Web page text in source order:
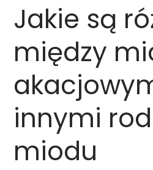
Jakie są
między
innymi
miodu